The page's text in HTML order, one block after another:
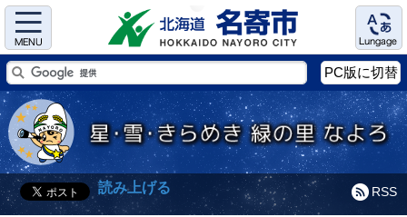
Menu Language
PC版に切替
RSS
読み上げる